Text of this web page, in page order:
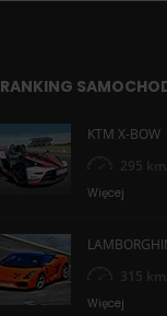
RANKING
KTM X-BOW
295
Więcej
315
Więcej